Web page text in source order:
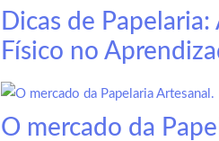
Dicas de
Físico no
O mercado da